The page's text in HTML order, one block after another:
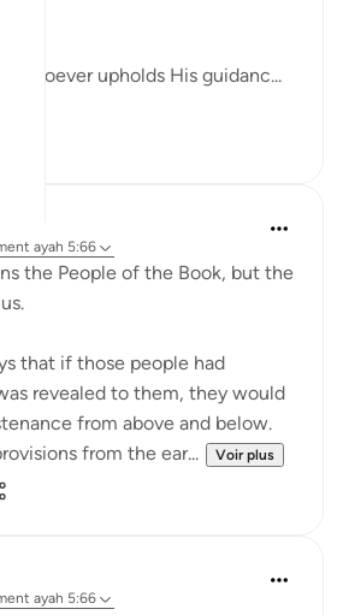
whoever upholds His guidanc...
ayah 5:66
the People of the Book, but the
that if those people had
revealed to them, they would
from above and below.
from the ear...
Voir plus
ayah 5:66